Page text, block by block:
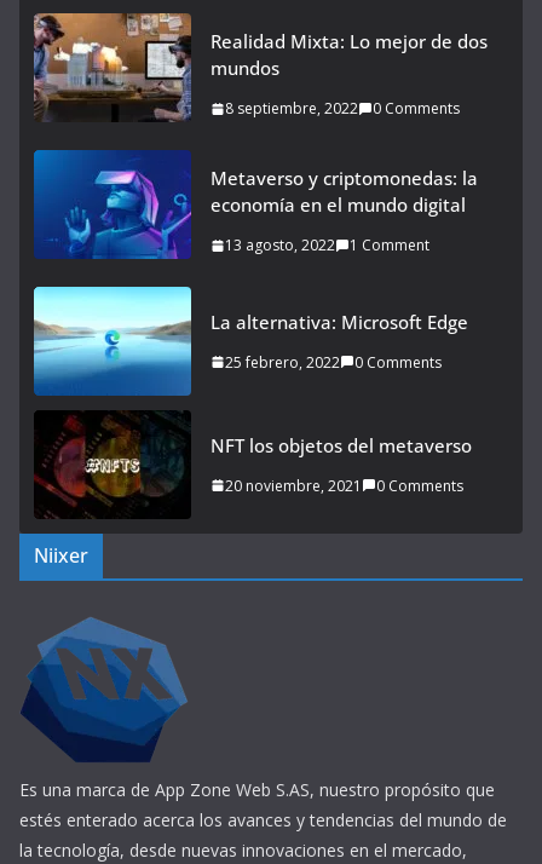
Realidad Mixta: Lo mejor de dos
mundos
8 septiembre, 2022 0 Comments
Metaverso y criptomonedas: la
economía en el mundo digital
13 agosto, 2022 1 Comment
La alternativa: Microsoft Edge
25 febrero, 2022 0 Comments
NFT los objetos del metaverso
20 noviembre, 2021 0 Comments
Niixer
Es una marca de App Zone Web S.AS, nuestro propósito que
estés enterado acerca los avances y tendencias del mundo de
la tecnología, desde nuevas innovaciones en el mercado,